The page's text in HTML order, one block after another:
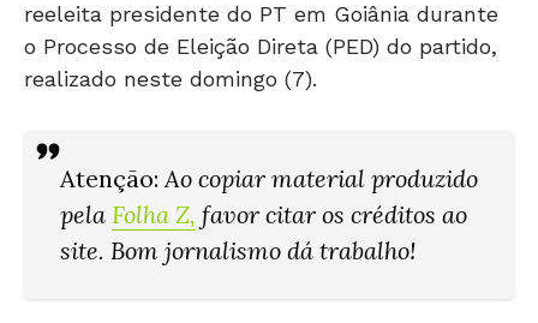
reeleita presidente do PT em Goiânia durante
o Processo de Eleição Direta (PED) do partido,
realizado neste domingo (7).
Atenção:Ao copiar material produzido
pela Folha Z, favor citar os créditos ao
site. Bom jornalismo dá trabalho!